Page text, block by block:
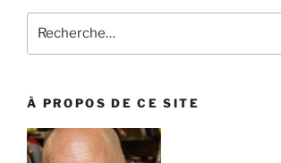
pour
À PROPOS DE CE SITE